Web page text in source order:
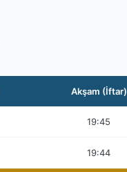
Akşam (İftar)
19:45
19:44